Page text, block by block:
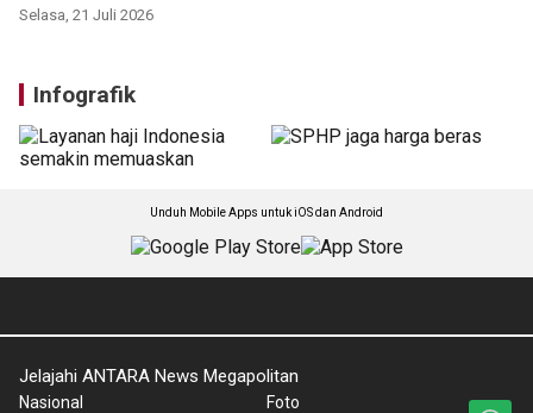
Selasa, 21 Juli 2026
Infografik